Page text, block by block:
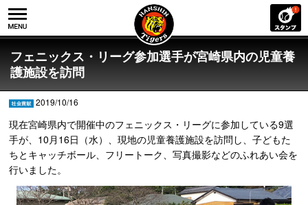
フェニックス・リーグ参加選手が宮崎県内の児童養
護施設を訪問
2019/10/16
現在宮崎県内で開催中のフェニックス・リーグに参加している9選
手が、10月16日（水）、現地の児童養護施設を訪問し、子どもた
ちとキャッチボール、フリートーク、写真撮影などのふれあい会を
行いました。